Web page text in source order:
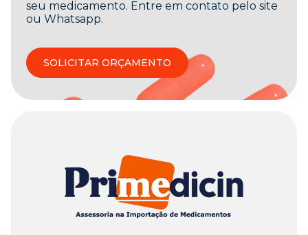
seu medicamento. Entre em contato pelo site
ou Whatsapp.
SOLICITAR ORÇAMENTO